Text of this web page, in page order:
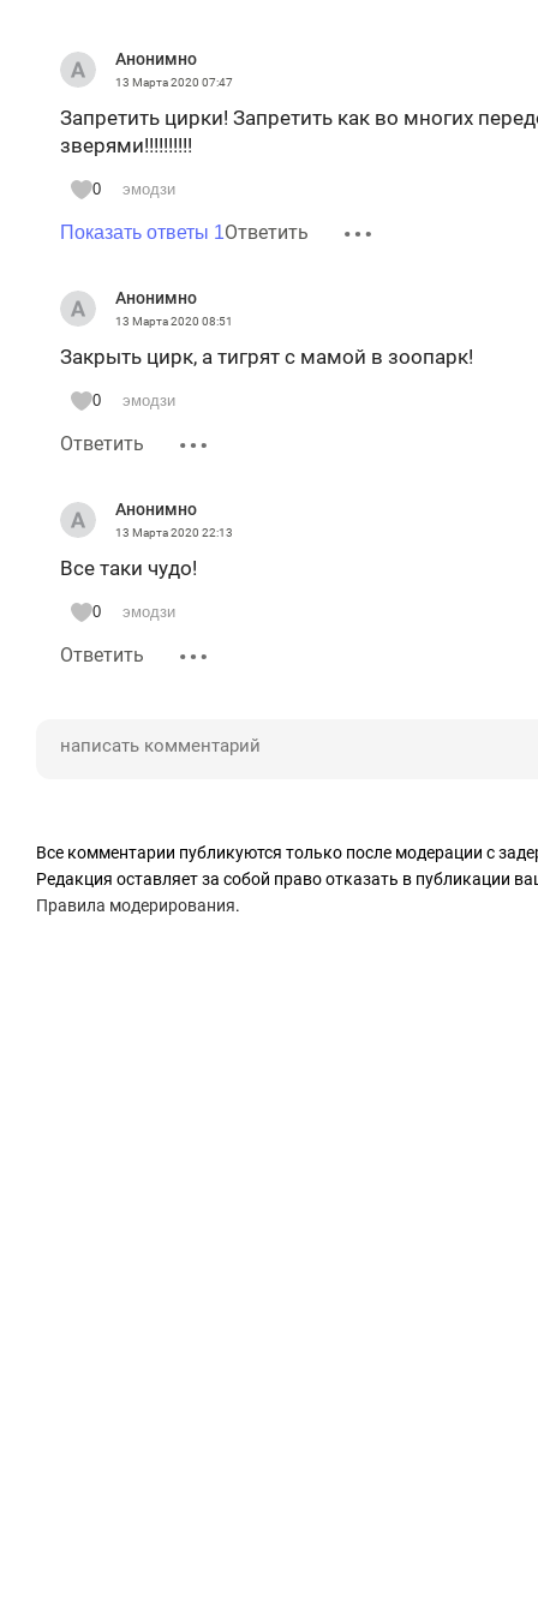
Анонимно
13 Марта 2020 07:47
Запретить цирки! Запретить как во многих
зверями!!!!!!!!!!
0 эмодзи
Показать ответы 1Ответить
Анонимно
13 Марта 2020 08:51
Закрыть цирк, а тигрят с мамой в зоопарк!
0 эмодзи
Ответить
Анонимно
13 Марта 2020 22:13
Все таки чудо!
0 эмодзи
Ответить
Все комментарии публикуются только после модерации с
Редакция оставляет за собой право отказать в публикации
Правила модерирования.